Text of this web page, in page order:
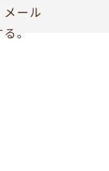
メール
。